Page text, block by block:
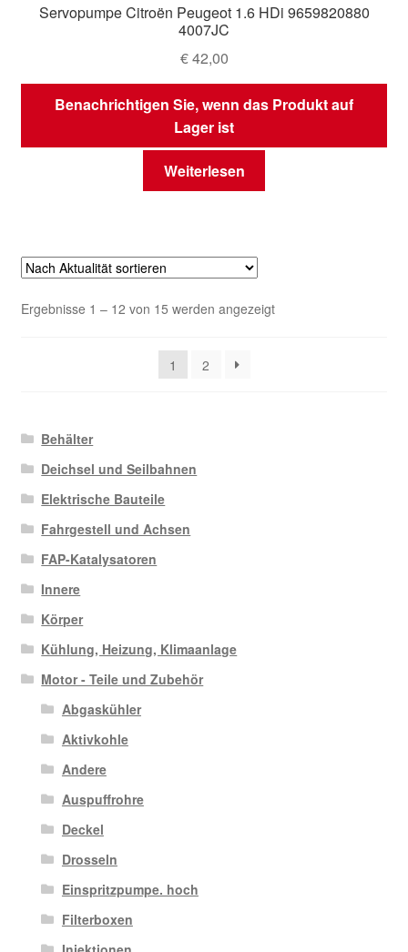
Servopumpe Citroën Peugeot 1.6 HDi 9659820880
4007JC
€42,00
Benachrichtigen Sie, wenn das Produkt auf
Lager ist
Weiterlesen
Ergebnisse 1 – 12 von 15 werden angezeigtNach
1
2
Behälter
Deichsel und Seilbahnen
Elektrische Bauteile
Fahrgestell und Achsen
FAP-Katalysatoren
Innere
Körper
Kühlung, Heizung, Klimaanlage
Motor - Teile und Zubehör
Abgaskühler
Aktivkohle
Andere
Auspuffrohre
Deckel
Drosseln
Einspritzpumpe. hoch
Filterboxen